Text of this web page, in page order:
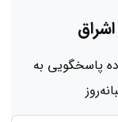
پاسخگویی به